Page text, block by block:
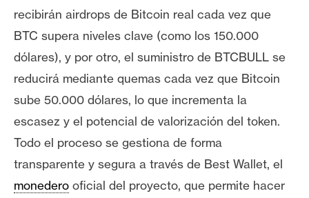
recibirán airdrops de Bitcoin real cada vez que
BTC supera niveles clave (como los 150.000
dólares), y por otro, el suministro de BTCBULL se
reducirá mediante quemas cada vez que Bitcoin
sube 50.000 dólares, lo que incrementa la
escasez y el potencial de valorización del token.
Todo el proceso se gestiona de forma
transparente y segura a través de Best Wallet, el
monedero oficial del proyecto, que permite hacer